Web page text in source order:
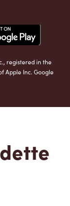
registered in the
Apple Inc. Google